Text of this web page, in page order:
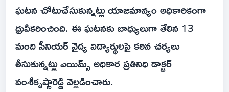
ఘటన చోటుచేసుకున్నట్లు యాజమాన్యం అధికారికంగా
ధ్రువీకరించింది. ఈ ఘటనకు బాధ్యులుగా తేలిన 13
మంది సీనియర్ వైద్య విద్యార్థులపై కఠిన చర్యలు
తీసుకున్నట్లు ఎయిమ్స్ అధికార ప్రతినిధి డాక్టర్
వంశీకృష్ణారెడ్డి వెల్లడించారు.